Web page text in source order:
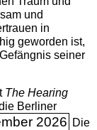
und
in
geworden ist,
seiner
The ­Hearing
Berliner
2026 Die